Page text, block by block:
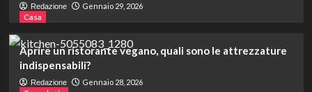
1
Attualità
stanno pesando su economia,
ambiente e famiglie
Redazione
Gennaio 29, 2026
Casa
Aprire un ristorante vegano, quali sono le attrezzature
indispensabili?
Redazione
Gennaio 28, 2026